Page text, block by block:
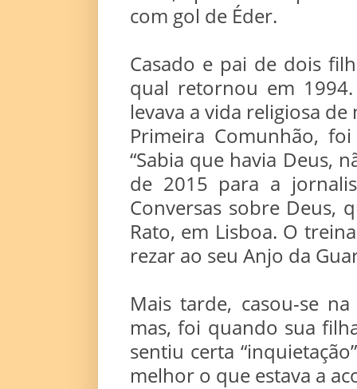
com gol de Éder.
Casado e pai de dois
qual retornou em
levava a vida religiosa
Primeira Comunhão,
“Sabia que havia Deus,
de 2015 para a
Conversas sobre Deus,
Rato, em Lisboa. O
rezar ao seu Anjo da
Mais tarde, casou-se
mas, foi quando sua
sentiu certa
melhor o que estava a